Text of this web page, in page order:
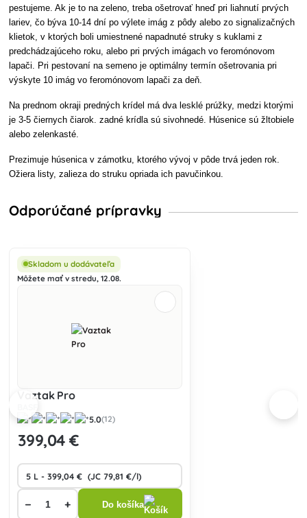
pestujeme. Ak je to na zeleno, treba ošetrovať hneď pri liahnutí prvých
lariev, čo býva 10-14 dní po výlete imág z pôdy alebo zo signalizačných
klietok, v ktorých boli umiestnené napadnuté struky s kuklami z
predchádzajúceho roku, alebo pri prvých imágach vo feromónovom
lapači. Pri pestovaní na semeno je optimálny termín ošetrovania pri
výskyte 10 imág vo feromónovom lapači za deň.
Na prednom okraji predných krídel má dva lesklé prúžky, medzi ktorými
je 3-5 čiernych čiarok. zadné krídla sú sivohnedé. Húsenice sú žltobiele
alebo zelenkasté.
Prezimuje húsenica v zámotku, ktorého vývoj v pôde trvá jeden rok.
Ožiera listy, zalieza do struku opriada ich pavučinkou.
Odporúčané prípravky
Skladom u dodávateľa
Môžete mať v stredu, 12.08.
Vaztak Pro
5.0(12)
399,04 €
− + Do košíka